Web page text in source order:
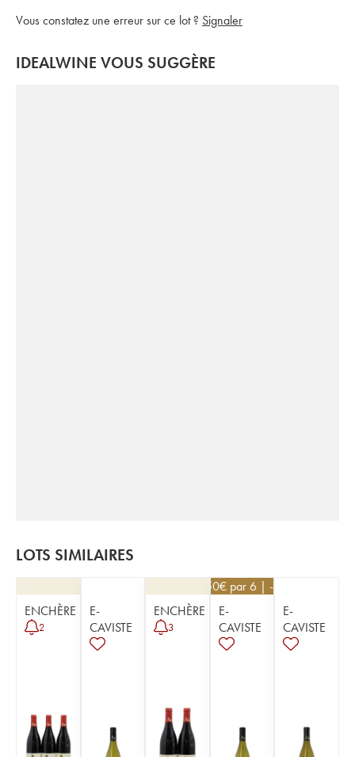
Vous constatez une erreur sur ce lot ? Signaler
IDEALWINE VOUS SUGGÈRE
LOTS SIMILAIRES
ENCHÈRE
2
E-
CAVISTE
ENCHÈRE
3
22,50€ par 6 | -10%
E-
CAVISTE
E-
CAVISTE